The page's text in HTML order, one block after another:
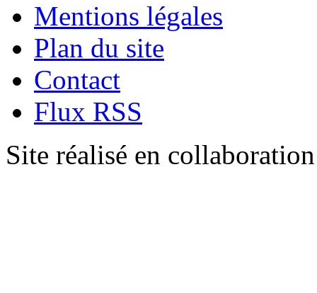
Mentions légales
Plan du site
Contact
Flux RSS
Site réalisé en